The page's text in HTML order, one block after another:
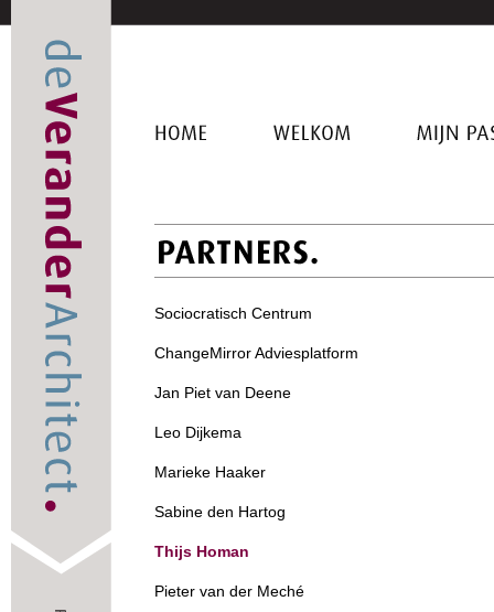
Sociocratisch Centrum
ChangeMirror Adviesplatform
Jan Piet van Deene
Leo Dijkema
Marieke Haaker
Sabine den Hartog
Thijs Homan
Pieter van der Meché